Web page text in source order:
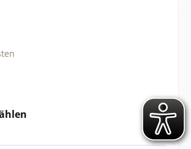
auswählen